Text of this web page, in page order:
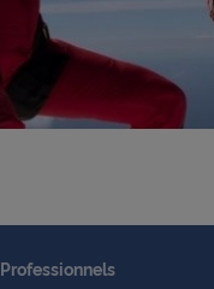
Professionnels